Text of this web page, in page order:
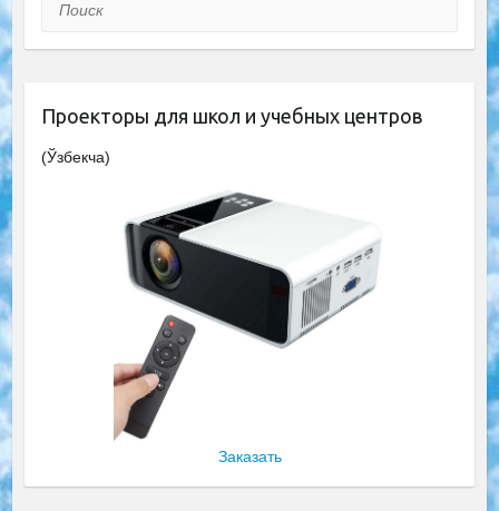
Проекторы для школ и учебных центров
(Ўзбекча)
Заказать